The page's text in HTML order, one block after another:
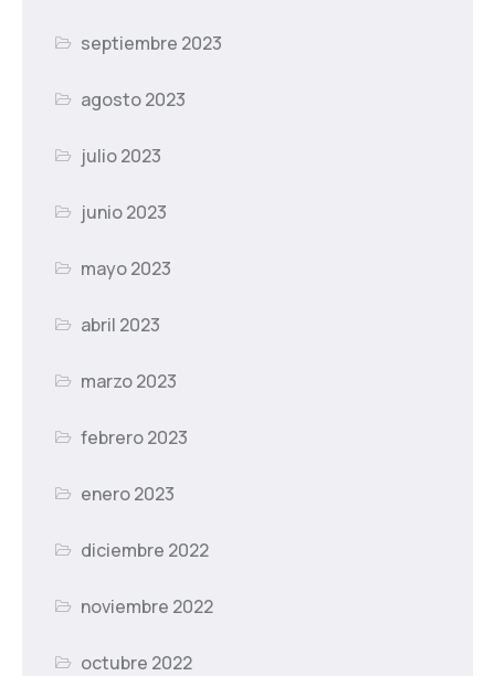
septiembre 2023
agosto 2023
julio 2023
junio 2023
mayo 2023
abril 2023
marzo 2023
febrero 2023
enero 2023
diciembre 2022
noviembre 2022
octubre 2022